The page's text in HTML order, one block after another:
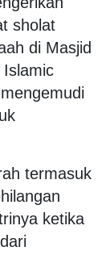
sholat
di Masjid
Islamic
termasuk
ketika